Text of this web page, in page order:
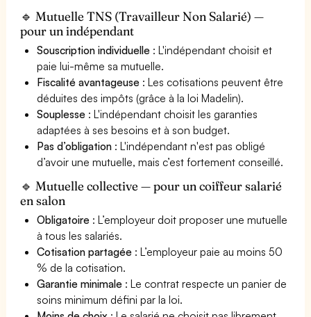
🔹 Mutuelle TNS (Travailleur Non Salarié) —
pour un indépendant
Souscription individuelle : L'indépendant choisit et
paie lui-même sa mutuelle.
Fiscalité avantageuse : Les cotisations peuvent être
déduites des impôts (grâce à la loi Madelin).
Souplesse : L'indépendant choisit les garanties
adaptées à ses besoins et à son budget.
Pas d’obligation : L'indépendant n'est pas obligé
d’avoir une mutuelle, mais c’est fortement conseillé.
🔹 Mutuelle collective — pour un coiffeur salarié
en salon
Obligatoire : L’employeur doit proposer une mutuelle
à tous les salariés.
Cotisation partagée : L’employeur paie au moins 50
% de la cotisation.
Garantie minimale : Le contrat respecte un panier de
soins minimum défini par la loi.